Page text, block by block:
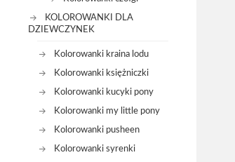
KOLOROWANKI DLA
DZIEWCZYNEK
Kolorowanki kraina lodu
Kolorowanki księżniczki
Kolorowanki kucyki pony
Kolorowanki my little pony
Kolorowanki pusheen
Kolorowanki syrenki